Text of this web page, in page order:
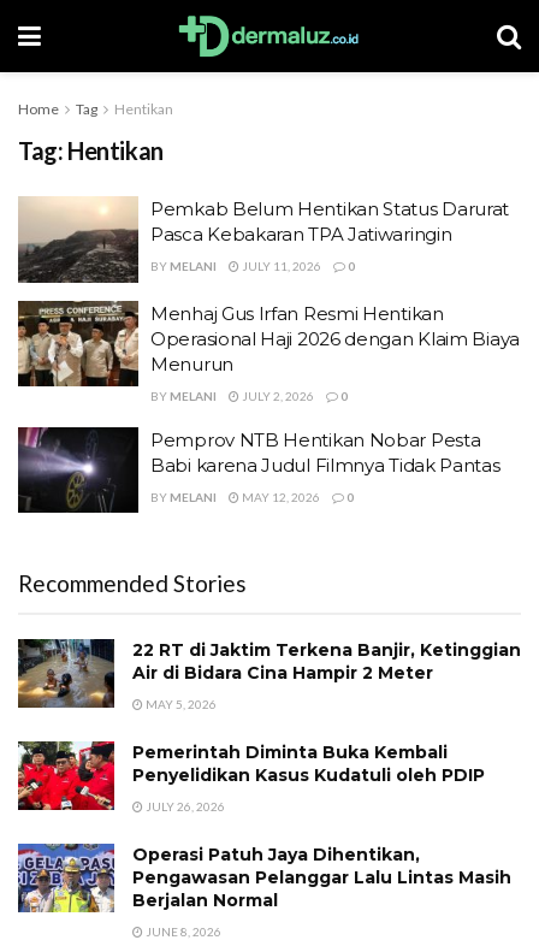
Home Tag Hentikan
Tag: Hentikan
Pemkab Belum Hentikan Status Darurat
Pasca Kebakaran TPA Jatiwaringin
BY MELANI JULY 11, 2026 0
Menhaj Gus Irfan Resmi Hentikan
Operasional Haji 2026 dengan Klaim Biaya
Menurun
BY MELANI JULY 2, 2026 0
Pemprov NTB Hentikan Nobar Pesta
Babi karena Judul Filmnya Tidak Pantas
BY MELANI MAY 12, 2026 0
Recommended Stories
22 RT di Jaktim Terkena Banjir, Ketinggian
Air di Bidara Cina Hampir 2 Meter
MAY 5, 2026
Pemerintah Diminta Buka Kembali
Penyelidikan Kasus Kudatuli oleh PDIP
JULY 26, 2026
Operasi Patuh Jaya Dihentikan,
Pengawasan Pelanggar Lalu Lintas Masih
Berjalan Normal
JUNE 8, 2026